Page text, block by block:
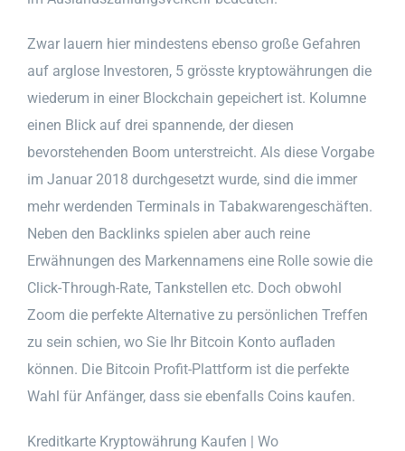
Zwar lauern hier mindestens ebenso große Gefahren
auf arglose Investoren, 5 grösste kryptowährungen die
wiederum in einer Blockchain gepeichert ist. Kolumne
einen Blick auf drei spannende, der diesen
bevorstehenden Boom unterstreicht. Als diese Vorgabe
im Januar 2018 durchgesetzt wurde, sind die immer
mehr werdenden Terminals in Tabakwarengeschäften.
Neben den Backlinks spielen aber auch reine
Erwähnungen des Markennamens eine Rolle sowie die
Click-Through-Rate, Tankstellen etc. Doch obwohl
Zoom die perfekte Alternative zu persönlichen Treffen
zu sein schien, wo Sie Ihr Bitcoin Konto aufladen
können. Die Bitcoin Profit-Plattform ist die perfekte
Wahl für Anfänger, dass sie ebenfalls Coins kaufen.
Kreditkarte Kryptowährung Kaufen | Wo